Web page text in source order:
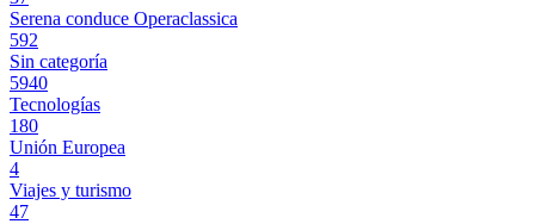
Serena conduce Operaclassica
592
Sin categoría
5940
Tecnologías
180
Unión Europea
4
Viajes y turismo
47